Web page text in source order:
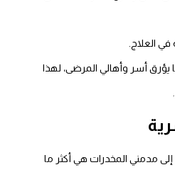
أسر وأهالي المرضى، لهذا
مدمني المخدرات هي أكثر ما